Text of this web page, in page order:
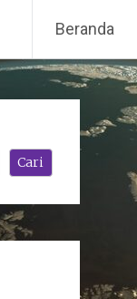
Beranda
Cari